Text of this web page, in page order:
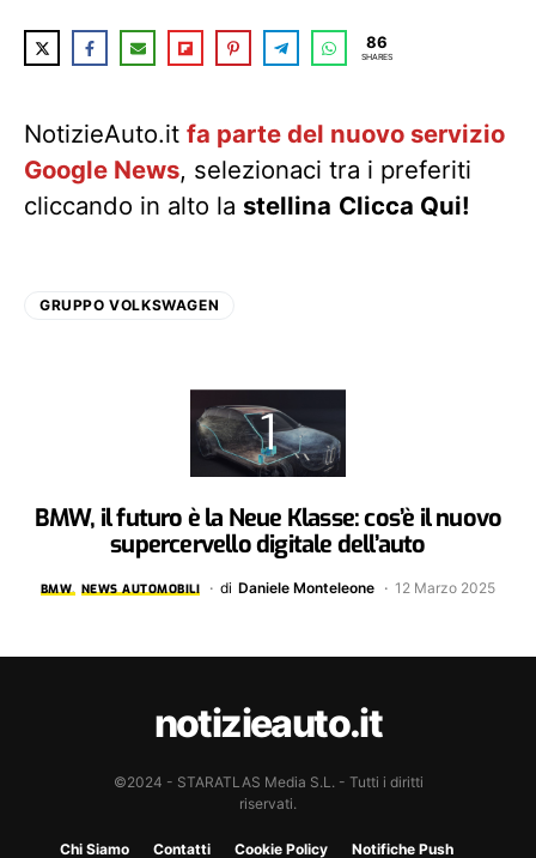
86
SHARES
NotizieAuto.it fa parte del nuovo servizio
Google News, selezionaci tra i preferiti
cliccando in alto la stellina Clicca Qui!
GRUPPO VOLKSWAGEN
BMW, il futuro è la Neue Klasse: cos’è il nuovo
supercervello digitale dell’auto
BMW NEWS AUTOMOBILI di Daniele Monteleone 12 Marzo 2025
notizieauto.it
©2024 - STARATLAS Media S.L. - Tutti i diritti
riservati.
Chi Siamo Contatti Cookie Policy Notifiche Push